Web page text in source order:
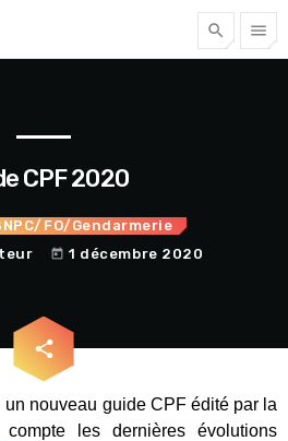
search menu
CPF 2020
FO/Gendarmerie
today 1 décembre 2020
share
email
un nouveau guide CPF édité par la
les dernières évolutions